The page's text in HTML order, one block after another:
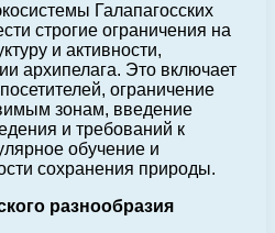
Галапагосских
строгие ограничения на
и активности,
архипелага. Это включает
ограничение
зонам, введение
и требований к
обучение и
сохранения природы.
разнообразия